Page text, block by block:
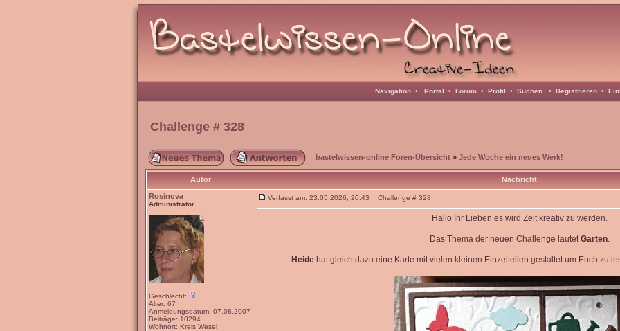
Navigation • Portal • Forum • Profil • Suchen • Registrieren •
Challenge # 328
bastelwissen-online Foren-Übersicht » Jede Woche ein neues Werk!
Autor
Nachricht
Rosinova
Administrator
Geschlecht:
Alter: 67
Anmeldungsdatum: 07.08.2007
Beiträge: 10294
Wohnort: Kreis Wesel
Verfasst am: 23.05.2026, 20:43 Challenge # 328
Hallo Ihr Lieben es wird Zeit kreativ zu werden.
Das Thema der neuen Challenge lautetGarten.
Heidehat gleich dazu eine Karte mit vielen kleinen Einzelteilen gestaltet um Euch zu